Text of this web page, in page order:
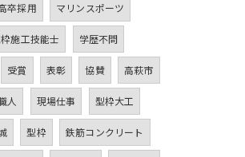
卒採用 マリンスポーツ
施工技能士 学歴不問
受賞 表彰 協賛 高萩市
人 現場仕事 型枠大工
型枠 鉄筋コンクリート